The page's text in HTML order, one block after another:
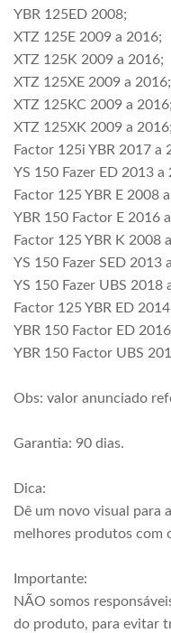
YBR 125ED 2008;
XTZ 125E 2009 a 2016;
XTZ 125K 2009 a 2016;
XTZ 125XE 2009 a 2016;
XTZ 125KC 2009 a 2016;
XTZ 125XK 2009 a 2016;
Factor 125i YBR 2017 a
YS 150 Fazer ED 2013 a
Factor 125 YBR E 2008
YBR 150 Factor E 2016
Factor 125 YBR K 2008
YS 150 Fazer SED 2013
YS 150 Fazer UBS 2018
Factor 125 YBR ED
YBR 150 Factor ED
YBR 150 Factor UBS
Obs: valor anunciado
Garantia: 90 dias.
Dica:
Dê um novo visual para
melhores produtos com
Importante:
NÃO somos
do produto, para evitar